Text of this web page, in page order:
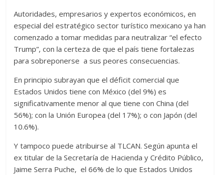
Autoridades, empresarios y expertos económicos, en
especial del estratégico sector turístico mexicano ya han
comenzado a tomar medidas para neutralizar “el efecto
Trump”, con la certeza de que el país tiene fortalezas
para sobreponerse a sus peores consecuencias.
En principio subrayan que el déficit comercial que
Estados Unidos tiene con México (del 9%) es
significativamente menor al que tiene con China (del
56%); con la Unión Europea (del 17%); o con Japón (del
10.6%).
Y tampoco puede atribuirse al TLCAN. Según apunta el
ex titular de la Secretaría de Hacienda y Crédito Público,
Jaime Serra Puche, el 66% de lo que Estados Unidos